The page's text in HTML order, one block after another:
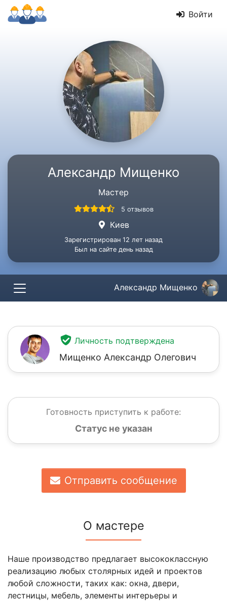
Войти
Александр Мищенко
Мастер
5 отзывов
Киев
Зарегистрирован 12 лет назад
Был на сайте день назад
Александр Мищенко
Личность подтверждена
Мищенко Александр Олегович
Готовность приступить к работе:
Статус не указан
Отправить сообщение
О мастере
Наше производство предлагает высококлассную
реализацию любых столярных идей и проектов
любой сложности, таких как: окна, двери,
лестницы, мебель, элементы интерьеры и